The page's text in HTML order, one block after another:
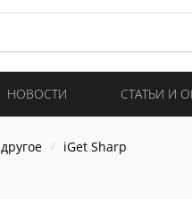
НОВОСТИ СТАТЬИ И
другое iGet Sharp